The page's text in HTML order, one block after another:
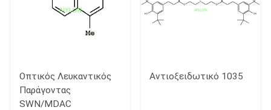
Οπτικός Λευκαντικός
Παράγοντας
SWN/MDAC
Αντιοξειδωτικό 1035